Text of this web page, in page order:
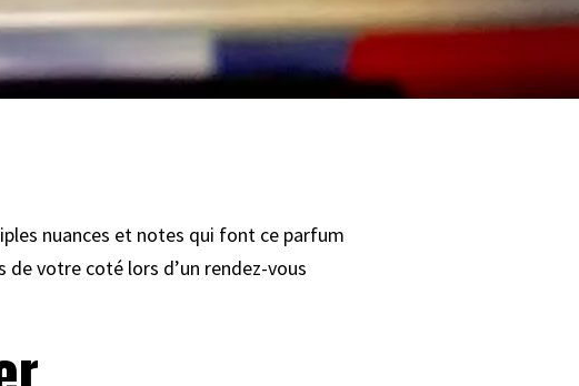
nuances et notes qui font ce parfum
votre coté lors d’un rendez-vous